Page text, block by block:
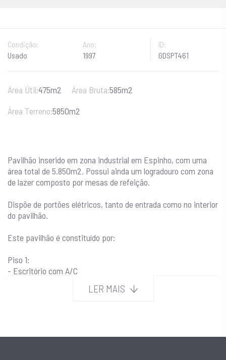
Condição:
Usado
Ano:
1997
ID:
GDSPT461
Área Útil:475m2 Área Bruta:585m2
Área Terreno:5850m2
Pavilhão inserido em zona industrial em Espinho, com uma
área total de 5.850m2. Possui ainda um logradouro com zona
de lazer composto por mesas de refeição.
Dispõe de portões elétricos, tanto de entrada como no interior
do pavilhão.
Este pavilhão é constituído por:
Piso 1:
- Escritório com A/C
- Casa de banho completa com banheira
- Pavilhão central
LER MAIS